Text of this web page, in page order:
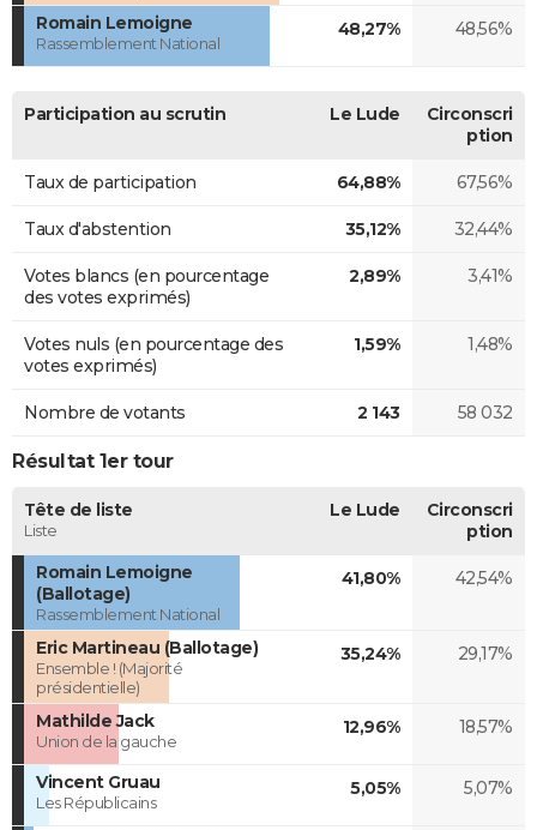
Romain Lemoigne
Rassemblement National
48,27% 48,56%
Participation au scrutin Le Lude
Circonscri
ption
Taux de participation 64,88% 67,56%
Taux d'abstention 35,12% 32,44%
Votes blancs (en pourcentage
des votes exprimés)
2,89% 3,41%
Votes nuls (en pourcentage des
votes exprimés)
1,59% 1,48%
Nombre de votants 2 143 58 032
Résultat 1er tour
Tête de liste
Liste
Le Lude
Circonscri
ption
Romain Lemoigne
(Ballotage)
Rassemblement National
41,80% 42,54%
Eric Martineau (Ballotage)
Ensemble ! (Majorité
présidentielle)
35,24% 29,17%
Mathilde Jack
Union de la gauche
12,96% 18,57%
Vincent Gruau
Les Républicains
5,05% 5,07%